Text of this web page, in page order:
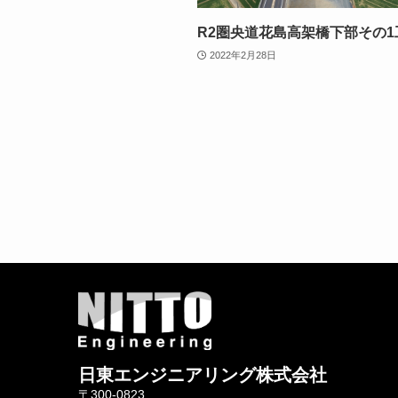
R2圏央道花島高架橋下部その1
2022年2月28日
日東エンジニアリング株式会社
〒300-0823